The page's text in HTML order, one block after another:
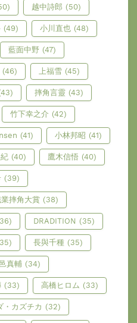
越中詩郎 (50)
(49) 小川直也 (48)
藍面中野 (47)
(46) 上福雪 (45)
摔角言靈 (43)
竹下幸之介 (42)
(41) 小林邦昭 (41)
(40) 鷹木信悟 (40)
(39)
摔角大賞 (38)
DRADITION (35)
長與千種 (35)
真輔 (34)
(33) 高橋ヒロム (33)
・カズチカ (32)